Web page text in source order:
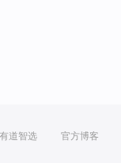
有道智选 官方博客